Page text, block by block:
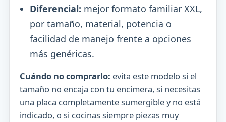
Diferencial: mejor formato familiar XXL,
por tamaño, material, potencia o
facilidad de manejo frente a opciones
más genéricas.
Cuándo no comprarlo: evita este modelo si el
tamaño no encaja con tu encimera, si necesitas
una placa completamente sumergible y no está
indicado, o si cocinas siempre piezas muy